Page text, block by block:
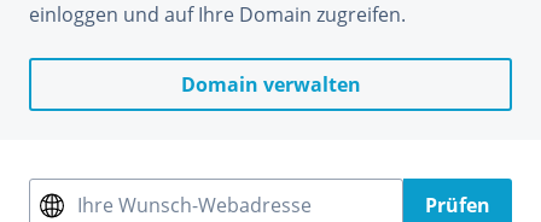
einloggen und auf Ihre Domain zugreifen.
Domain verwalten
Ihre Wunsch-Webadresse Prüfen